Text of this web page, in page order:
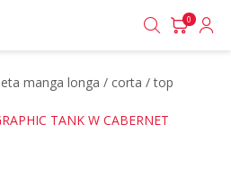
0
manga longa / corta / top
TANK W CABERNET